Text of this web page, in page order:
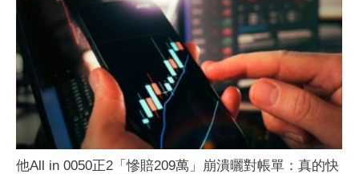
他All in 0050正2「慘賠209萬」崩潰曬對帳單：真的快